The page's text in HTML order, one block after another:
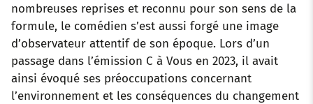
nombreuses reprises et reconnu pour son sens de la
formule, le comédien s’est aussi forgé une image
d’observateur attentif de son époque. Lors d’un
passage dans l’émission C à Vous en 2023, il avait
ainsi évoqué ses préoccupations concernant
l’environnement et les conséquences du changement